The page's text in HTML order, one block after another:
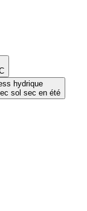
hydrique
sol sec en été